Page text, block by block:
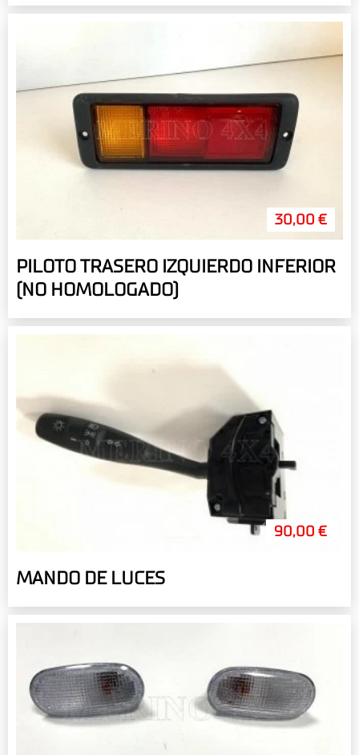
30,00 €
PILOTO TRASERO IZQUIERDO INFERIOR
(NO HOMOLOGADO)
90,00 €
MANDO DE LUCES